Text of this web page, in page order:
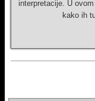
interpretacije. U
kako ih